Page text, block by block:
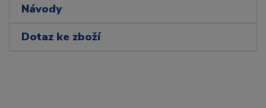
Návody
Dotaz ke zboží